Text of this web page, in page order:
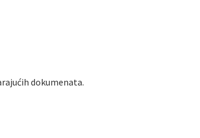
dokumenata.